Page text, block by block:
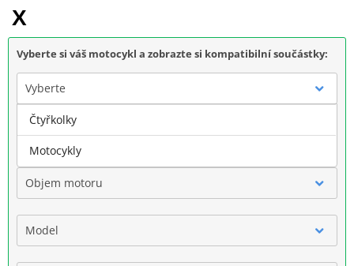
X
Vyberte si váš motocykl a zobrazte si kompatibilní součástky:
Vyberte
Značka
Objem motoru
Model
Čtyřkolky
Motocykly